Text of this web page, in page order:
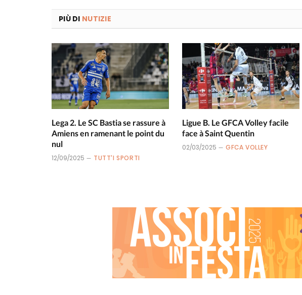
PIÙ DI NUTIZIE
Lega 2. Le SC Bastia se rassure à
Amiens en ramenant le point du
nul
12/09/2025 TUTT'I SPORTI
Ligue B. Le GFCA Volley facile
face à Saint Quentin
02/03/2025 GFCA VOLLEY